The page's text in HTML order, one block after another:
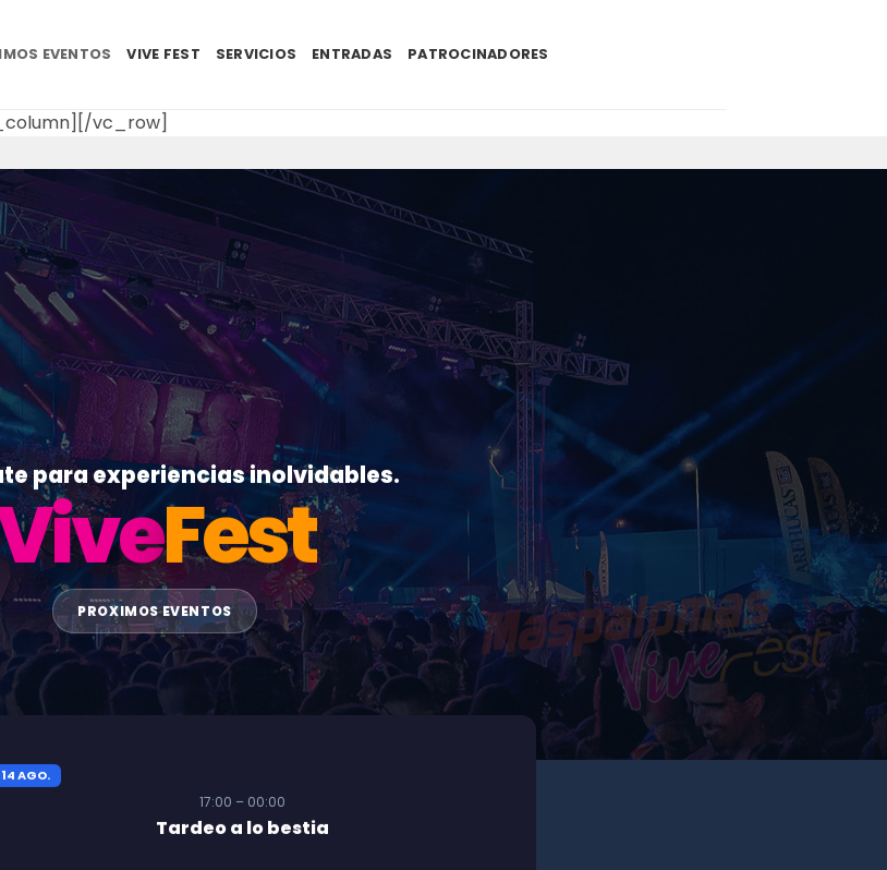
EVENTOS VIVE FEST SERVICIOS ENTRADAS PATROCINADORES
vc_row]
para experiencias inolvidables.
Fest
PROXIMOS EVENTOS
AGO.
17:00 – 00:00
Tardeo a lo bestia